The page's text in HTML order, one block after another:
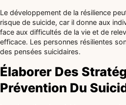
Le développement de la résilience
risque de suicide, car il donne aux
face aux difficultés de la vie et de
efficace. Les personnes résilientes
des pensées suicidaires.
Élaborer Des
Prévention Du